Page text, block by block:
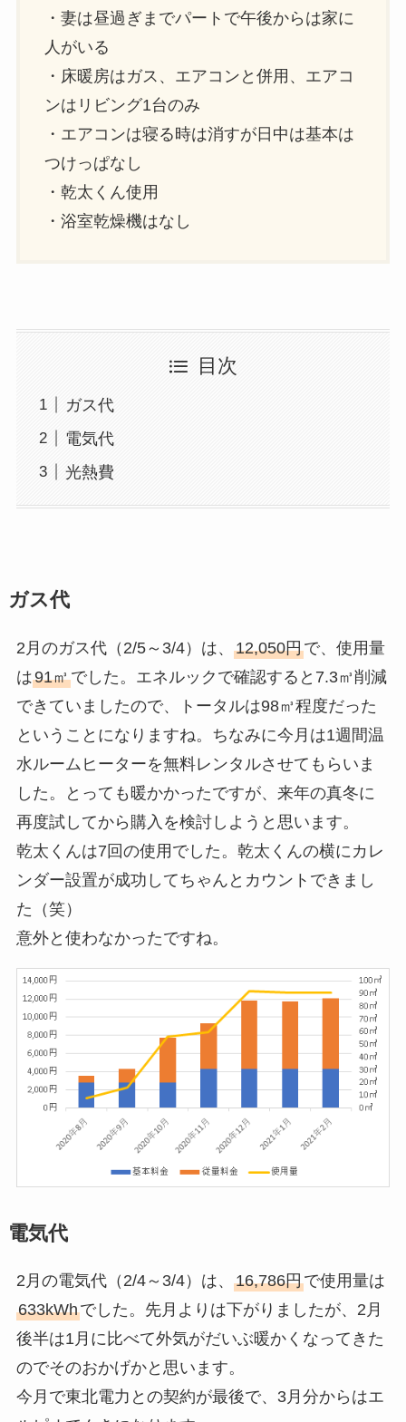
・妻は昼過ぎまでパートで午後からは家に
人がいる
・床暖房はガス、エアコンと併用、エアコ
ンはリビング1台のみ
・エアコンは寝る時は消すが日中は基本は
つけっぱなし
・乾太くん使用
・浴室乾燥機はなし
目次
ガス代
電気代
光熱費
ガス代
2月のガス代（2/5～3/4）は、 12,050円で、使用量
は91㎥でした。エネルックで確認すると7.3㎥削減
できていましたので、トータルは98㎥程度だった
ということになりますね。ちなみに今月は1週間温
水ルームヒーターを無料レンタルさせてもらいま
した。とっても暖かかったですが、来年の真冬に
再度試してから購入を検討しようと思います。
乾太くんは7回の使用でした。乾太くんの横にカレ
ンダー設置が成功してちゃんとカウントできまし
た（笑）
意外と使わなかったですね。
電気代
2月の電気代（2/4～3/4）は、 16,786円で使用量は
633kWhでした。先月よりは下がりましたが、2月
後半は1月に比べて外気がだいぶ暖かくなってきた
のでそのおかげかと思います。
今月で東北電力との契約が最後で、3月分からはエ